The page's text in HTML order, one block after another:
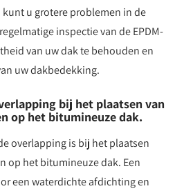
u grotere problemen in de
inspectie van de EPDM-
van uw dak te behouden en
uw dakbedekking.
bij het plaatsen van
op het bitumineuze dak.
overlapping is bij het plaatsen
op het bitumineuze dak. Een
een waterdichte afdichting en